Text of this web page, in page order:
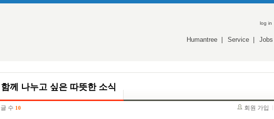
log in
Humantree Service Jobs
함께 나누고 싶은 따뜻한 소식
글 수 10 회원 가입